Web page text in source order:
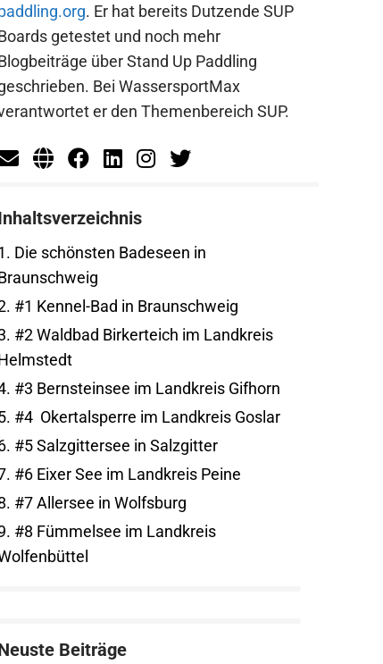
. Er hat bereits Dutzende SUP
getestet und noch mehr
über Stand Up Paddling
Bei WassersportMax
er den Themenbereich SUP.
Die schönsten Badeseen in
#1 Kennel-Bad in Braunschweig
#2 Waldbad Birkerteich im Landkreis
#3 Bernsteinsee im Landkreis Gifhorn
#4 Okertalsperre im Landkreis Goslar
#5 Salzgittersee in Salzgitter
#6 Eixer See im Landkreis Peine
#7 Allersee in Wolfsburg
#8 Fümmelsee im Landkreis
Beiträge